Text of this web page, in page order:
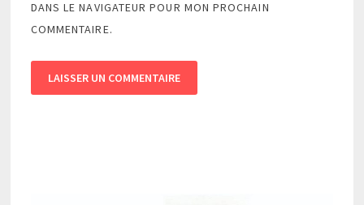
DANS LE NAVIGATEUR POUR MON PROCHAIN
COMMENTAIRE.